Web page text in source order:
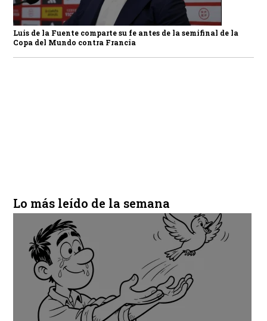
Luis de la Fuente comparte su fe antes de la semifinal de la
Copa del Mundo contra Francia
Lo más leído de la semana